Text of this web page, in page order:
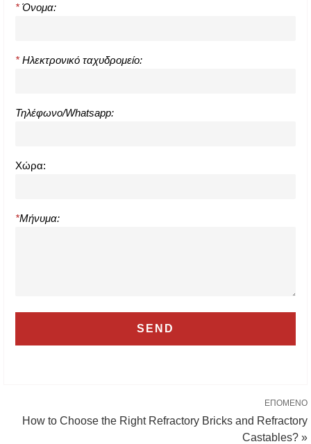
* Όνομα:
* Ηλεκτρονικό ταχυδρομείο:
Τηλέφωνο/Whatsapp:
Χώρα:
*Μήνυμα:
ΕΠΌΜΕΝΟ
How to Choose the Right Refractory Bricks and Refractory
Castables? »